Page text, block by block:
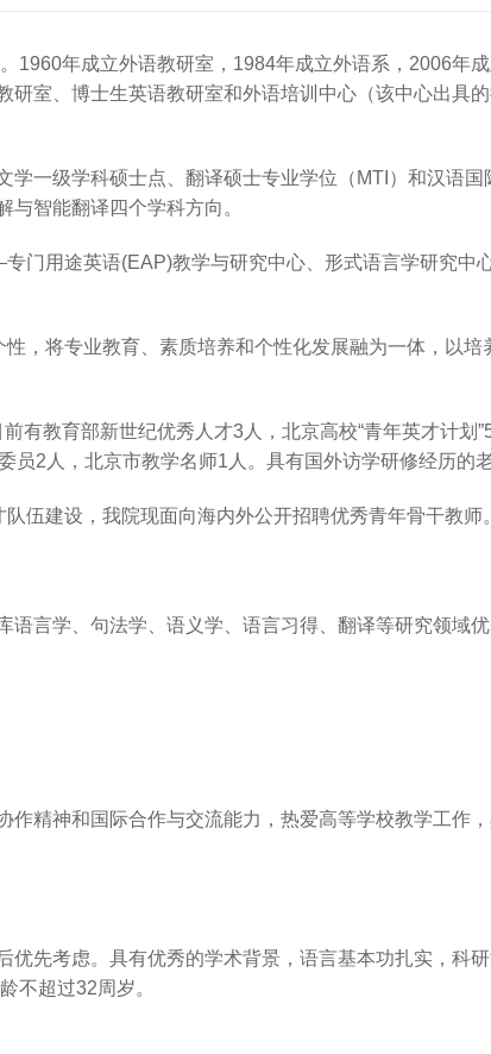
1960年成立外语教研室，1984年成立外语系，2006年
室、博士生英语教研室和外语培训中心（该中心出具
一级学科硕士点、翻译硕士专业学位（MTI）和汉语
智能翻译四个学科方向。
门用途英语(EAP)教学与研究中心、形式语言学研究中
，将专业教育、素质培养和个性化发展融为一体，以
教育部新世纪优秀人才3人，北京高校“青年英才计划
2人，北京市教学名师1人。具有国外访学研修经历的
伍建设，我院现面向海内外公开招聘优秀青年骨干教师。
言学、句法学、语义学、语言习得、翻译等研究领域
精神和国际合作与交流能力，热爱高等学校教学工作
先考虑。具有优秀的学术背景，语言基本功扎实，科研
不超过32周岁。